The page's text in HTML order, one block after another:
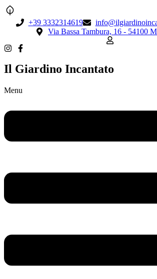
+39 3332314619
Via Bassa Tambura, 16 - 54100
Il Giardino Incantato
Menu